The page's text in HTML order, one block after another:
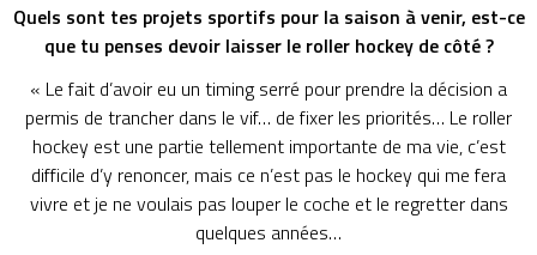
Quels sont tes projets sportifs pour la saison à venir, est-ce
que tu penses devoir laisser le roller hockey de côté ?
« Le fait d’avoir eu un timing serré pour prendre la décision a
permis de trancher dans le vif… de fixer les priorités… Le roller
hockey est une partie tellement importante de ma vie, c’est
difficile d’y renoncer, mais ce n’est pas le hockey qui me fera
vivre et je ne voulais pas louper le coche et le regretter dans
quelques années…